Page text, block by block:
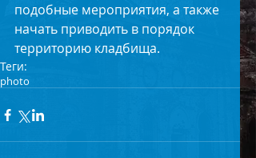
подобные мероприятия, а также
начать приводить в порядок
территорию кладбища.
Теги:
photo